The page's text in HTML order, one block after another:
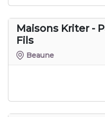
Maisons Kriter -
Fils
Beaune